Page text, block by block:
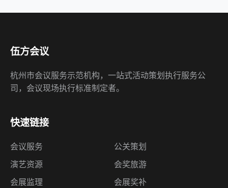
伍方会议
杭州市会议服务示范机构，一站式活动策划执行服务公
司，会议现场执行标准制定者。
快速链接
会议服务
公关策划
演艺资源
会奖旅游
会展监理
会展奖补